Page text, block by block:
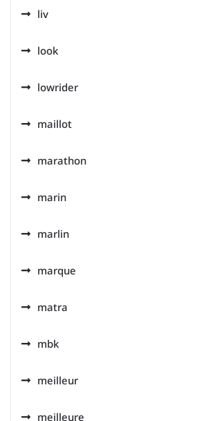
liv
look
lowrider
maillot
marathon
marin
marlin
marque
matra
mbk
meilleur
meilleure